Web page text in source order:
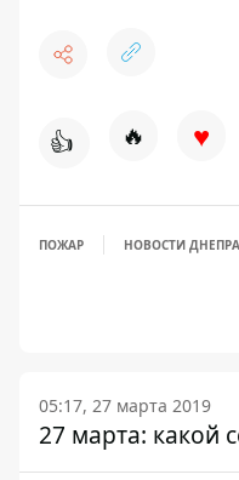
👍 🔥 ♥
ПОЖАР НОВОСТИ ДНЕПРА
05:17, 27 марта 2019
27 марта: какой